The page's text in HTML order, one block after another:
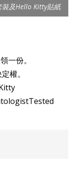
裝及Hello Kitty貼紙
一份。
權。